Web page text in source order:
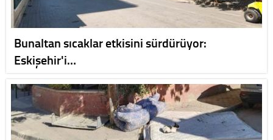
Bunaltan sıcaklar etkisini sürdürüyor:
Eskişehir'i…